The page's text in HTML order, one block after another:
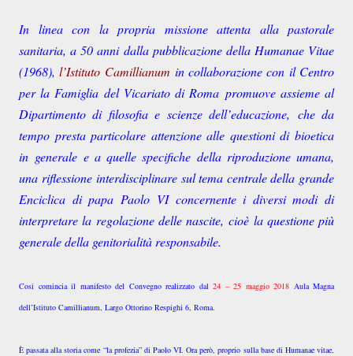
In linea con la propria missione attenta alla pastorale
sanitaria, a 50 anni dalla pubblicazione della Humanae Vitae
(1968),l’Istituto Camillianum in collaborazione con il Centro
per la Famiglia del Vicariato di Roma promuove assieme al
Dipartimento di filosofia e scienze dell’educazione, che da
tempo presta particolare attenzione alle questioni di bioetica
in generale e a quelle specifiche della riproduzione umana,
una riflessioneinterdisciplinare sul tema centrale della grande
Enciclica di papa Paolo VI concernente i diversi modi di
interpretare la regolazione delle nascite,cioè la questione più
generale della genitorialità responsabile.
Cosi comincia il manifesto del Convegno realizzato dal 24 – 25 maggio 2018 Aula Magna
dell’Istituto Camillianum, Largo Ottorino Respighi 6, Roma.
È passata alla storia come “la profezia” di Paolo VI. Ora però, proprio sulla base di Humanae vitae,